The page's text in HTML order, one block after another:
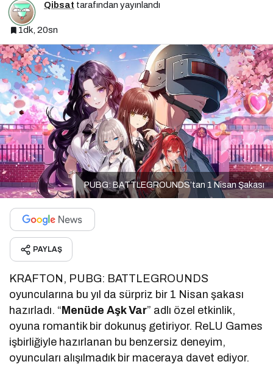
Qibsat tarafından yayınlandı
1dk, 20sn
PUBG: BATTLEGROUNDS’tan 1 Nisan Şakası
PAYLAŞ
KRAFTON, PUBG: BATTLEGROUNDS
oyuncularına bu yıl da sürpriz bir 1 Nisan şakası
hazırladı. “ Menüde Aşk Var” adlı özel etkinlik,
oyuna romantik bir dokunuş getiriyor. ReLU Games
işbirliğiyle hazırlanan bu benzersiz deneyim,
oyuncuları alışılmadık bir maceraya davet ediyor.